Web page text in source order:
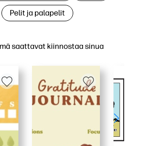
saattavat kiinnostaa sinua
Pelit ja palapelit